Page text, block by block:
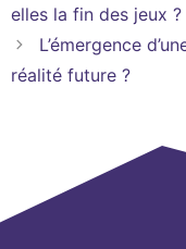
elles la fin des jeux ?
L’émergence
réalité future ?